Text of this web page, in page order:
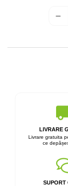
LIVRARE
Livrare gratuita
ce
SUPORT